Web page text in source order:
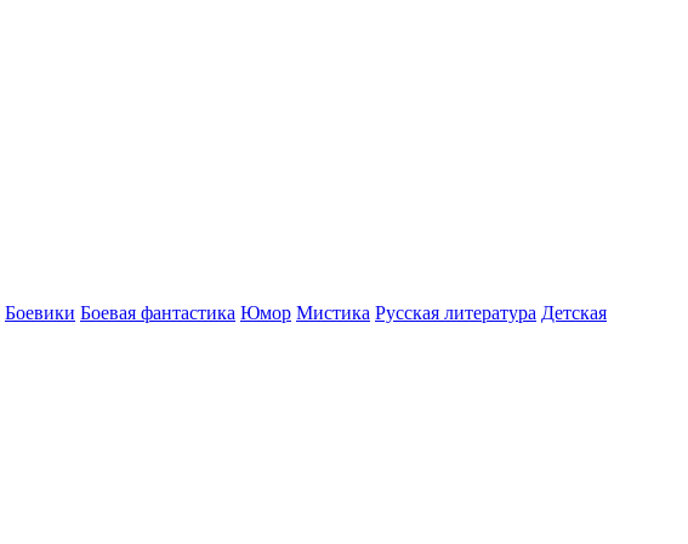
Боевики Боевая фантастика Юмор Мистика Русская литература Детская